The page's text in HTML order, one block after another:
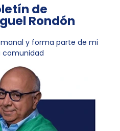
de
Rondón
y forma parte de mi
comunidad